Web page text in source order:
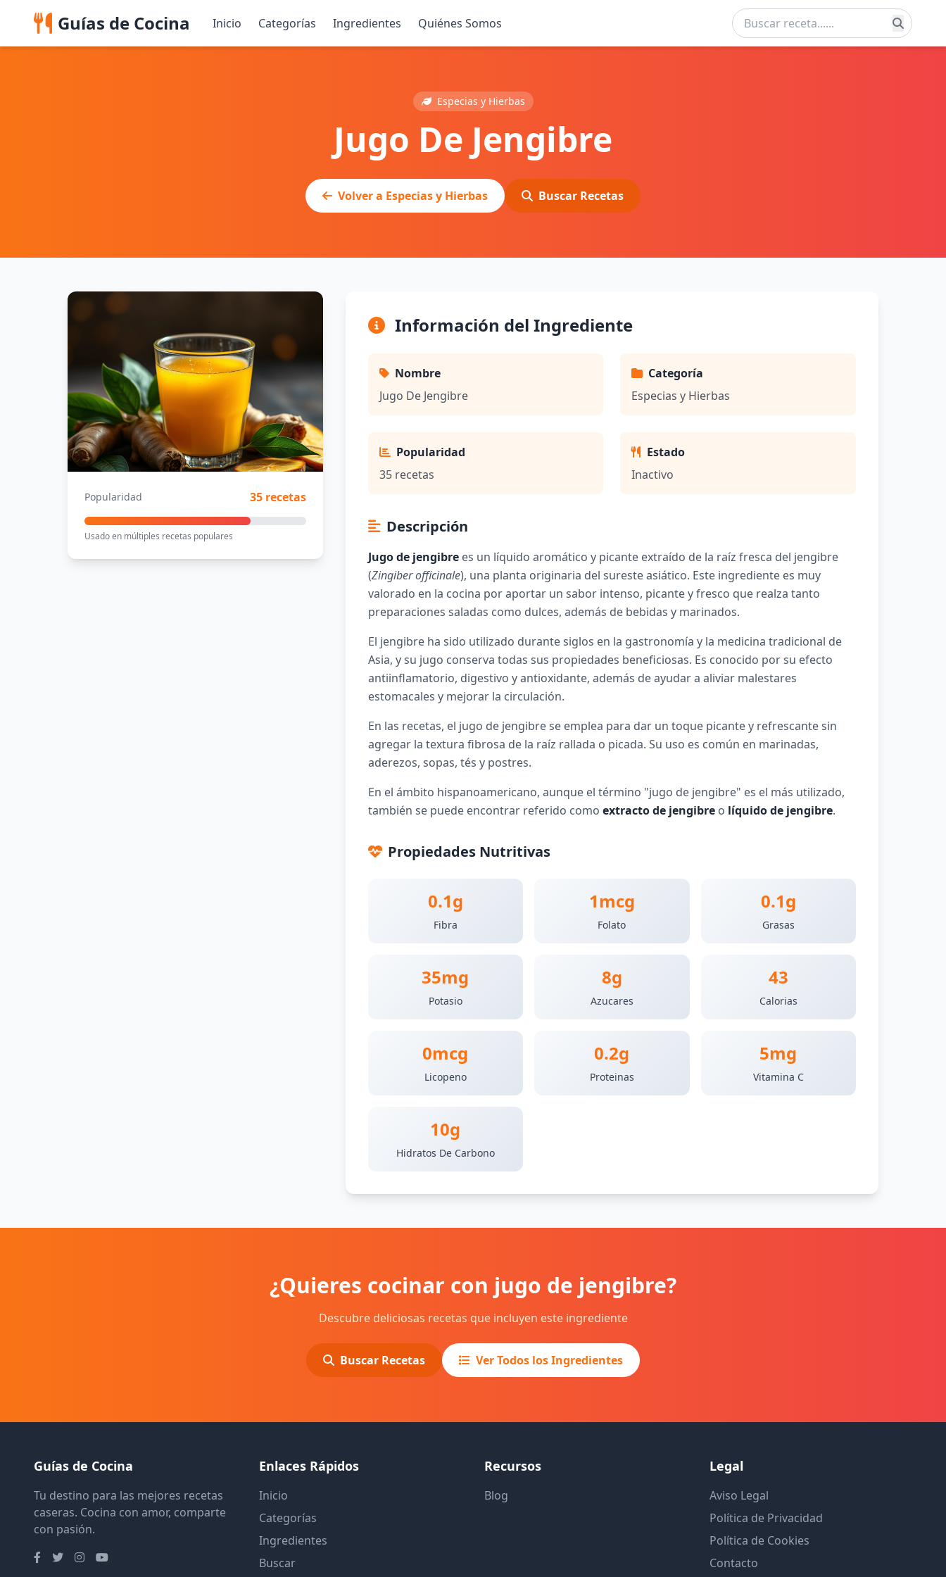
Guías de Cocina Inicio Categorías Ingredientes Quiénes Somos
Especias y Hierbas
Jugo De Jengibre
Volver a Especias y Hierbas Buscar Recetas
Popularidad 35 recetas
Usado en múltiples recetas populares
Información del Ingrediente
Nombre
Jugo De Jengibre
Categoría
Especias y Hierbas
Popularidad
35 recetas
Estado
Inactivo
Descripción
Jugo de jengibrees un líquido aromático y picante extraído de la raíz fresca del jengibre
(Zingiber officinale), una planta originaria del sureste asiático. Este ingrediente es muy
valorado en la cocina por aportar un sabor intenso, picante y fresco que realza tanto
preparaciones saladas como dulces, además de bebidas y marinados.
El jengibre ha sido utilizado durante siglos en la gastronomía y la medicina tradicional de
Asia, y su jugo conserva todas sus propiedades beneficiosas. Es conocido por su efecto
antiinflamatorio, digestivo y antioxidante, además de ayudar a aliviar malestares
estomacales y mejorar la circulación.
En las recetas, el jugo de jengibre se emplea para dar un toque picante y refrescante sin
agregar la textura fibrosa de la raíz rallada o picada. Su uso es común en marinadas,
aderezos, sopas, tés y postres.
En el ámbito hispanoamericano, aunque el término "jugo de jengibre" es el más utilizado,
también se puede encontrar referido como extracto de jengibreo líquido de jengibre.
Propiedades Nutritivas
0.1g
Fibra
1mcg
Folato
0.1g
Grasas
35mg
Potasio
8g
Azucares
43
Calorias
0mcg
Licopeno
0.2g
Proteinas
5mg
Vitamina C
10g
Hidratos De Carbono
¿Quieres cocinar con jugo de jengibre?
Descubre deliciosas recetas que incluyen este ingrediente
Buscar Recetas Ver Todos los Ingredientes
Guías de Cocina
Tu destino para las mejores recetas
caseras. Cocina con amor, comparte
con pasión.
Enlaces Rápidos
Inicio
Categorías
Ingredientes
Buscar
Recursos
Blog
Legal
Aviso Legal
Política de Privacidad
Política de Cookies
Contacto